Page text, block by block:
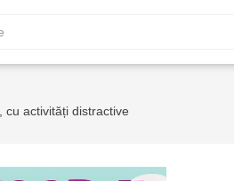
cu activități distractive